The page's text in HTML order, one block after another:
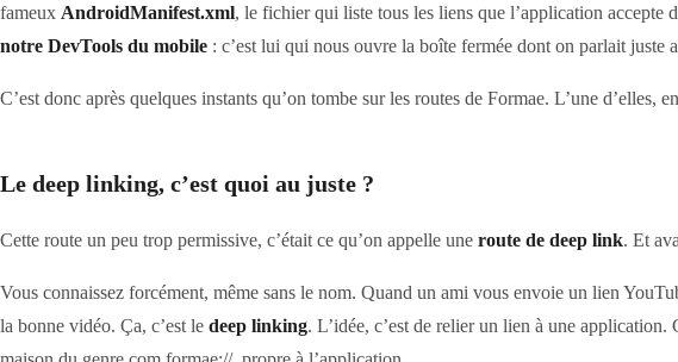
fameux AndroidManifest.xml, le fichier qui liste tous les liens que l’application accepte
notre DevTools du mobile : c’est lui qui nous ouvre la boîte fermée dont on parlait juste
C’est donc après quelques instants qu’on tombe sur les routes de Formae. L’une
Le deep linking, c’est quoi au juste ?
Cette route un peu trop permissive, c’était ce qu’on appelle une route de deep link. Et
Vous connaissez forcément, même sans le nom. Quand un ami vous envoie un lien
la bonne vidéo. Ça, c’est le deep linking. L’idée, c’est de relier un lien à une